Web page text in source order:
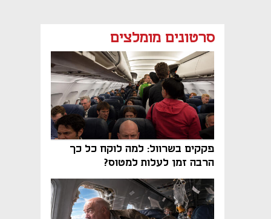
סרטונים מומלצים
פקקים בשרוול: למה לוקח כל כך
הרבה זמן לעלות למטוס?